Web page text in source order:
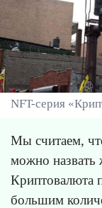
NFT-серия
Мы считаем,
можно назвать
Криптовалюта
большим